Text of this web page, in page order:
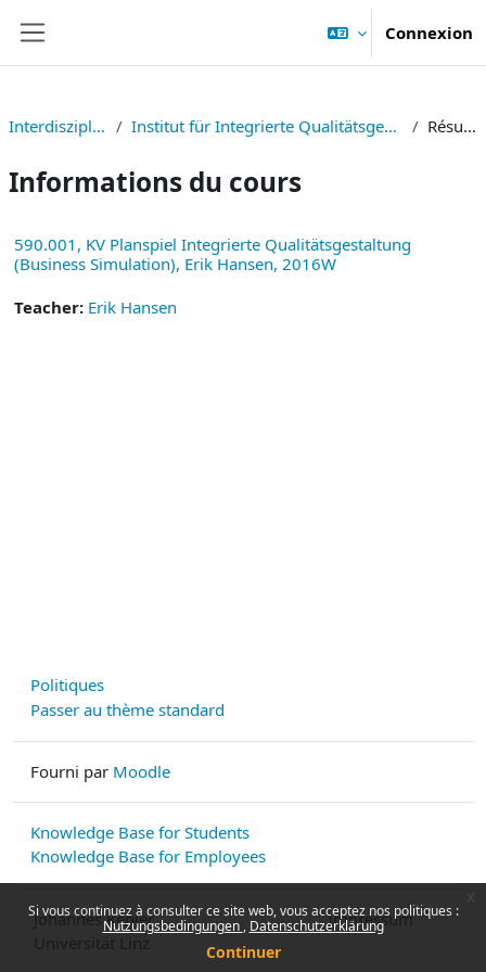
Si vous continuez à consulter ce site web, vous acceptez nos politiques :
Nutzungsbedingungen Datenschutzerklärung
Continuer
Connexion
Interdisziplinär Institut für Integrierte Qualitätsgestaltung Résumé
Informations du cours
590.001, KV Planspiel Integrierte Qualitätsgestaltung
(Business Simulation), Erik Hansen, 2016W
Teacher: Erik Hansen
Politiques
Passer au thème standard
Fourni par Moodle
Knowledge Base for Students
Knowledge Base for Employees
Johannes Kepler
Impressum